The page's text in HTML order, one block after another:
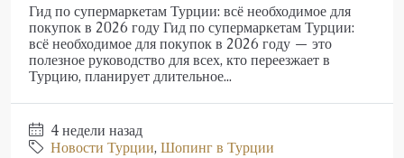
Гид по супермаркетам Турции: всё необходимое для
покупок в 2026 году Гид по супермаркетам Турции:
всё необходимое для покупок в 2026 году — это
полезное руководство для всех, кто переезжает в
Турцию, планирует длительное...
4 недели назад
Новости Турции, Шопинг в Турции